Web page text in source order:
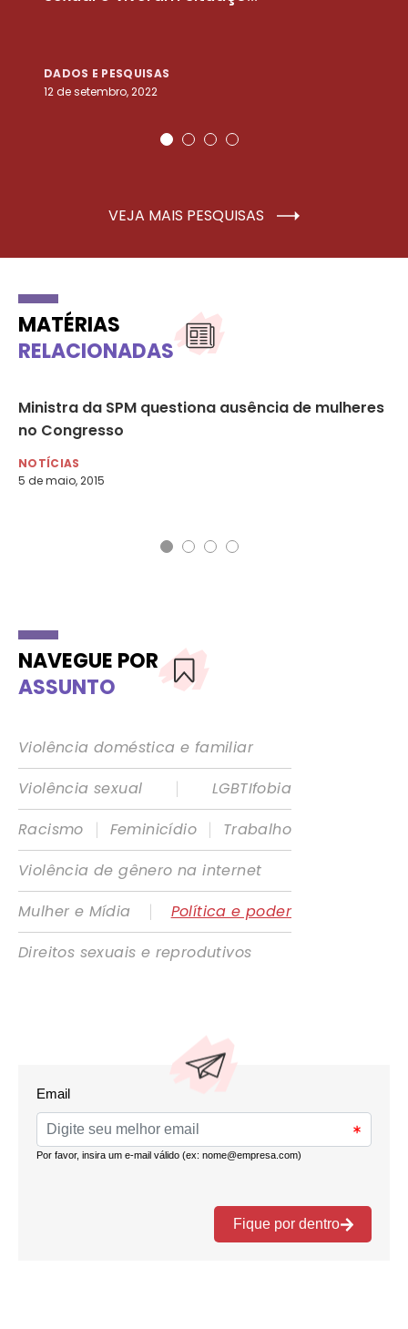
DADOS E PESQUISAS
12 de setembro, 2022
VEJA MAIS PESQUISAS
MATÉRIAS
RELACIONADAS
Ministra da SPM questiona ausência de mulheres
no Congresso
NOTÍCIAS
5 de maio, 2015
NAVEGUE POR
ASSUNTO
Violência doméstica e familiar
Violência sexual
|
LGBTIfobia
Racismo
| Feminicídio |
Trabalho
Violência de gênero na internet
Mulher e Mídia
|
Política e poder
Direitos sexuais e reprodutivos